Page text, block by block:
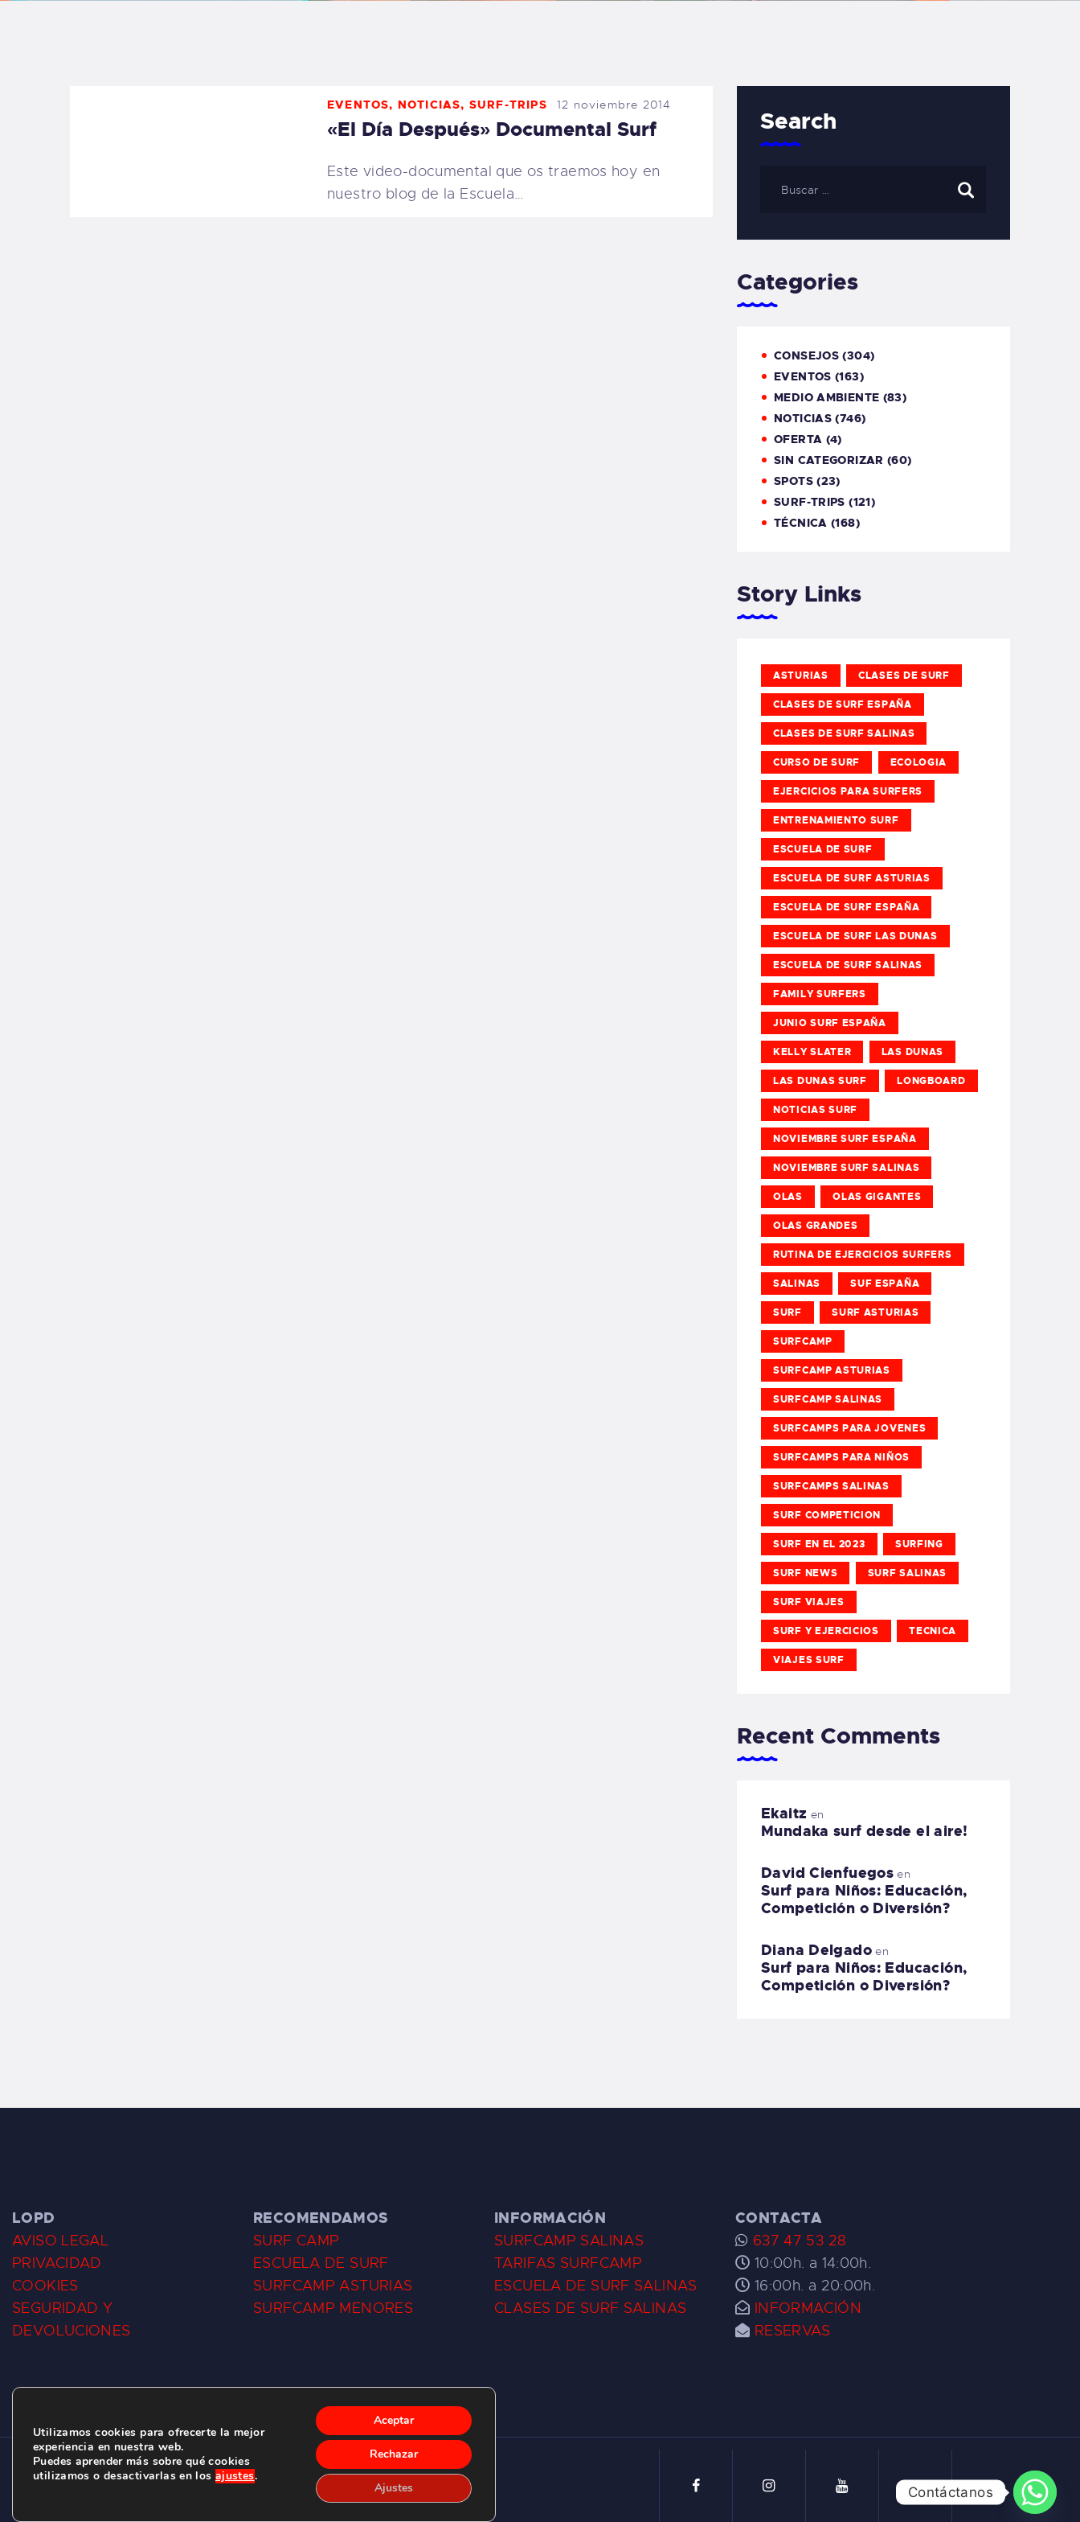
CONTACTO
CARRITO
TIENDA FAMILY
EVENTOS, NOTICIAS, SURF-TRIPS 12 noviembre 2014
«El Día Después» Documental Surf
Este video-documental que os traemos hoy en
nuestro blog de la Escuela…
Search
Categories
CONSEJOS (304)
EVENTOS (163)
MEDIO AMBIENTE (83)
NOTICIAS (746)
OFERTA (4)
SIN CATEGORIZAR (60)
SPOTS(23)
SURF-TRIPS (121)
TÉCNICA (168)
Story Links
ASTURIAS CLASES DE SURF
CLASES DE SURF ESPAÑA
CLASES DE SURF SALINAS
CURSO DE SURF ECOLOGIA
EJERCICIOS PARA SURFERS
ENTRENAMIENTO SURF
ESCUELA DE SURF
ESCUELA DE SURF ASTURIAS
ESCUELA DE SURF ESPAÑA
ESCUELA DE SURF LAS DUNAS
ESCUELA DE SURF SALINAS
FAMILY SURFERS
JUNIO SURF ESPAÑA
KELLY SLATER LAS DUNAS
LAS DUNAS SURF LONGBOARD
NOTICIAS SURF
NOVIEMBRE SURF ESPAÑA
NOVIEMBRE SURF SALINAS
OLAS OLAS GIGANTES
OLAS GRANDES
RUTINA DE EJERCICIOS SURFERS
SALINAS SUF ESPAÑA
SURF SURF ASTURIAS
SURFCAMP
SURFCAMP ASTURIAS
SURFCAMP SALINAS
SURFCAMPS PARA JOVENES
SURFCAMPS PARA NIÑOS
SURFCAMPS SALINAS
SURF COMPETICION
SURF EN EL 2023 SURFING
SURF NEWS SURF SALINAS
SURF VIAJES
SURF Y EJERCICIOS TECNICA
VIAJES SURF
Recent Comments
Ekaitz en
Mundaka surf desde el aire!
David Cienfuegos en
Surf para Niños: Educación,
Competición o Diversión?
Diana Delgadoen
Surf para Niños: Educación,
Competición o Diversión?
LOPD
AVISO LEGAL
PRIVACIDAD
COOKIES
SEGURIDAD Y
DEVOLUCIONES
RECOMENDAMOS
SURF CAMP
ESCUELA DE SURF
SURFCAMP ASTURIAS
SURFCAMP MENORES
INFORMACIÓN
SURFCAMP SALINAS
TARIFAS SURFCAMP
ESCUELA DE SURF SALINAS
CLASES DE SURF SALINAS
CONTACTA
637 47 53 28
10:00h. a 14:00h.
16:00h. a 20:00h.
INFORMACIÓN
RESERVAS
CLUB DE SURF LAS DUNAS ©2026.
C/ BERNARDO ÁLVAREZ GALAN 1, SALINAS (ASTURIAS)
Utilizamos cookies para ofrecerte la mejor
experiencia en nuestra web.
Puedes aprender más sobre qué cookies
utilizamos o desactivarlas en los ajustes.
Aceptar
Rechazar
Ajustes Contáctanos